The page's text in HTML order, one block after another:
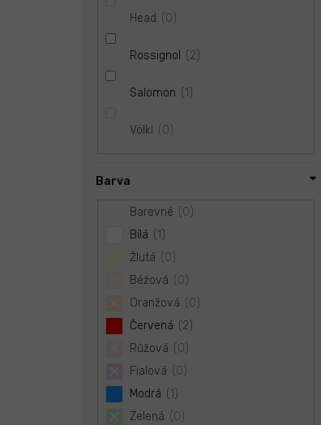
Head 0
Rossignol 2
Salomon 1
Völkl 0
Barva
Barevné
0
Bílá
1
Žlutá
0
Béžová
0
Oranžová
0
Červená
2
Růžová
0
Fialová
0
Modrá
1
Zelená
0